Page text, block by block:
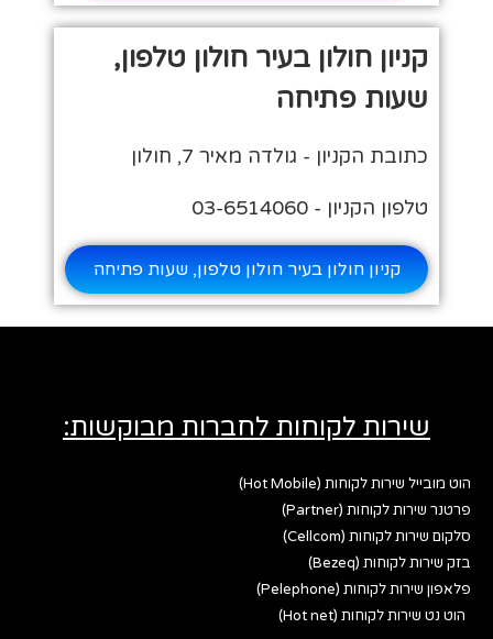
קניון חולון בעיר חולון טלפון,
שעות פתיחה
כתובת הקניון - גולדה מאיר 7, חולון
טלפון הקניון - 03-6514060
קניון חולון בעיר חולון טלפון, שעות פתיחה
שירות לקוחות לחברות מבוקשות:
הוט מובייל שירות לקוחות (Hot Mobile)
פרטנר שירות לקוחות (Partner)
סלקום שירות לקוחות (Cellcom)
בזק שירות לקוחות (Bezeq)
פלאפון שירות לקוחות (Pelephone)
הוט נט שירות לקוחות (Hot net)